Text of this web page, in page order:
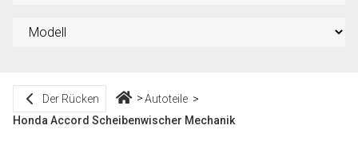
Der Rücken
Autoteile
Honda Accord Scheibenwischer Mechanik